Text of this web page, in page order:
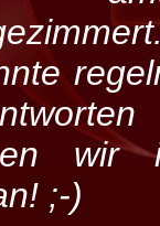
wir
;-)